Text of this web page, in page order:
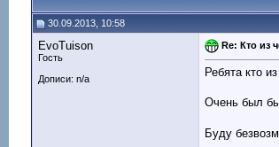
30.09.2013, 10:58
EvoTuison
Гость
Дописи: n/a
Re: Кто из
Ребята кто
Очень был бы
Буду